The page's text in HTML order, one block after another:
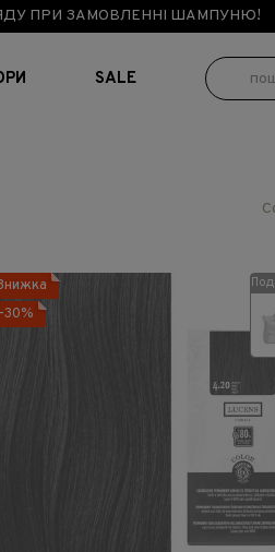
ПРИ ЗАМОВЛЕННІ ШАМПУНЮ!
SALE